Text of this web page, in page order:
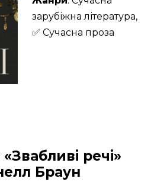
зарубіжна література,
✅ Сучасна проза
речі»
Браун